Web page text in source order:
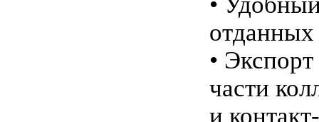
отданных
•
части
и